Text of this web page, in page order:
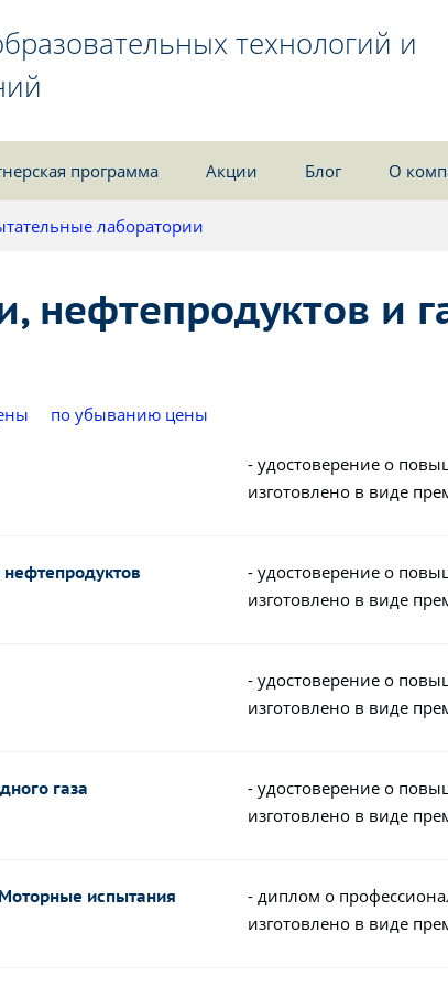
технологий и
программа Акции Блог О
лаборатории
нефтепродуктов и
по убыванию цены
- удостоверение о
изготовлено в виде
- удостоверение о
изготовлено в виде
- удостоверение о
изготовлено в виде
газа
- удостоверение о
изготовлено в виде
испытания
- диплом о
изготовлено в виде